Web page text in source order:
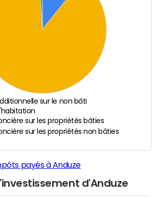
sur le non bâti
sur les propriétés bâties
sur les propriétés non bâties
payés à Anduze
d'Anduze